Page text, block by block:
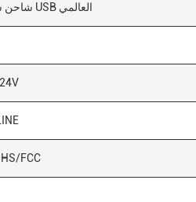
شاحن سيارات USB العالمي
FCC